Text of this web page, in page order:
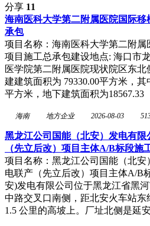
分享 11
海南医科大学第二附属医院国际
承包
项目名称：海南医科大学第二附
项目施工总承包建设地点: 海口市
医学院第二附属医院现状院区东
建建筑面积为 79330.00平方米，
平方米，地下建筑面积为18567.33
海南 地方企业 2026-08-03
黑龙江公司国能（北安）发电有
（先立后改）项目主体A/B标段施
项目名称：黑龙江公司国能（北安
电联产（先立后改）项目主体A/B
安)发电有限公司位于黑龙江省黑
中路交叉口南侧，距北安火车站东
1.5 公里的高坡上。厂址北侧是延